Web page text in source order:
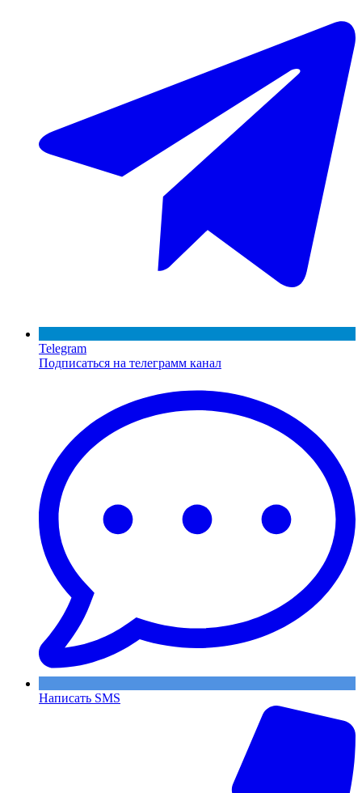
Telegram
Подписаться на телеграмм канал
Написать SMS